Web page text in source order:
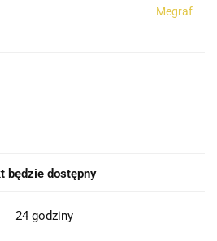
Megraf
będzie dostępny
24 godziny